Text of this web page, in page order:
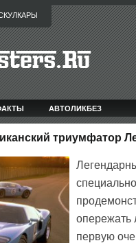
АВТОЛИКБЕЗ
триумфатор
опережать
первую